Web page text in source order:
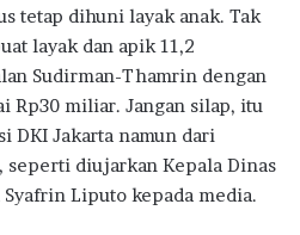
tetap dihuni layak anak. Tak
layak dan apik 11,2
Sudirman-Thamrin dengan
Rp30 miliar. Jangan silap, itu
DKI Jakarta namun dari
seperti diujarkan Kepala Dinas
Liputo kepada media.